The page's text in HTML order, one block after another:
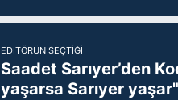
EDITÖRÜN SEÇTIĞI
Saadet Sarıyer’den
yaşarsa Sarıyer yaşar"